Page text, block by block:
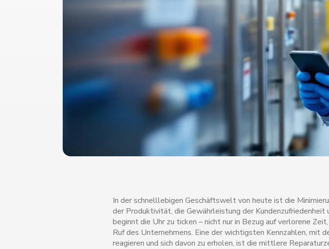
In der schnelllebigen Geschäftswelt von heute ist die
der Produktivität, die Gewährleistung der Kundenzufriedenheit
beginnt die Uhr zu ticken – nicht nur in Bezug auf verlorene
Ruf des Unternehmens. Eine der wichtigsten Kennzahlen, mit
reagieren und sich davon zu erholen, ist die mittlere